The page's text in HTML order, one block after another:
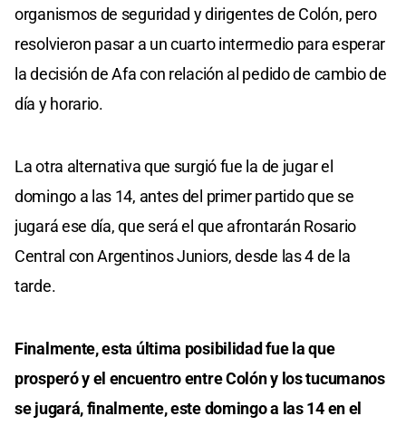
organismos de seguridad y dirigentes de Colón, pero
resolvieron pasar a un cuarto intermedio para esperar
la decisión de Afa con relación al pedido de cambio de
día y horario.
La otra alternativa que surgió fue la de jugar el
domingo a las 14, antes del primer partido que se
jugará ese día, que será el que afrontarán Rosario
Central con Argentinos Juniors, desde las 4 de la
tarde.
Finalmente, esta última posibilidad fue la que
prosperó y el encuentro entre Colón y los tucumanos
se jugará, finalmente, este domingo a las 14 en el